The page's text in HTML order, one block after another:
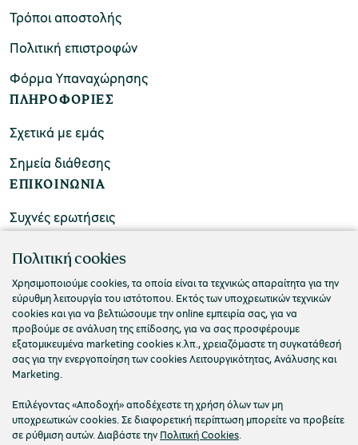
Τρόποι αποστολής
Πολιτική επιστροφών
Φόρμα Υπαναχώρησης
ΠΛΗΡΟΦΟΡΙΕΣ
Σχετικά με εμάς
Σημεία διάθεσης
ΕΠΙΚΟΙΝΩΝΙΑ
Συχνές ερωτήσεις
Επικοινωνήστε μαζί μας
Πολιτική cookies
Χρησιμοποιούμε cookies, τα οποία είναι τα τεχνικώς απαραίτητα για την
εύρυθμη λειτουργία του ιστότοπου. Εκτός των υποχρεωτικών τεχνικών
cookies και για να βελτιώσουμε την online εμπειρία σας, για να
προβούμε σε ανάλυση της επίδοσης, για να σας προσφέρουμε
εξατομικευμένα marketing cookies κ.λπ., χρειαζόμαστε τη συγκατάθεσή
σας για την ενεργοποίηση των cookies Λειτουργικότητας, Ανάλυσης και
Marketing.
Επιλέγοντας «Αποδοχή» αποδέχεστε τη χρήση όλων των μη
υποχρεωτικών cookies. Σε διαφορετική περίπτωση μπορείτε να προβείτε
σε ρύθμιση αυτών. Διαβάστε την Πολιτική Cookies.